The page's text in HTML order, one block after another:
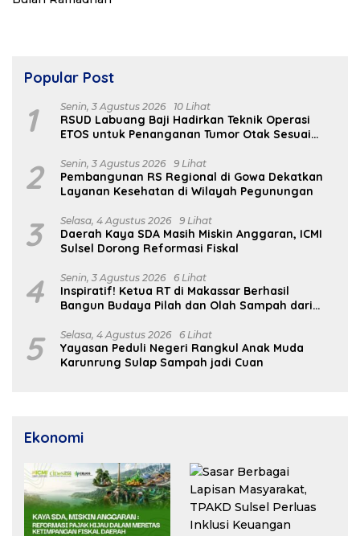
Popular Post
1 Senin, 3 Agustus 2026 10 Lihat
RSUD Labuang Baji Hadirkan Teknik Operasi
ETOS untuk Penanganan Tumor Otak Sesuai
2 Senin, 3 Agustus 2026 9 Lihat
Pembangunan RS Regional di Gowa Dekatkan
Layanan Kesehatan di Wilayah Pegunungan
3 Selasa, 4 Agustus 2026 9 Lihat
Daerah Kaya SDA Masih Miskin Anggaran, ICMI
Sulsel Dorong Reformasi Fiskal
4 Senin, 3 Agustus 2026 6 Lihat
Inspiratif! Ketua RT di Makassar Berhasil
Bangun Budaya Pilah dan Olah Sampah dari
5 Selasa, 4 Agustus 2026 6 Lihat
Yayasan Peduli Negeri Rangkul Anak Muda
Karunrung Sulap Sampah jadi Cuan
Ekonomi